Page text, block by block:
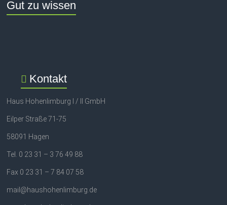
Gut zu wissen
Kontakt
Haus Hohenlimburg I / II GmbH
Eilper Straße 71-75
58091 Hagen
Tel. 0 23 31 – 3 76 49 88
Fax 0 23 31 – 7 84 07 58
mail@haushohenlimburg.de